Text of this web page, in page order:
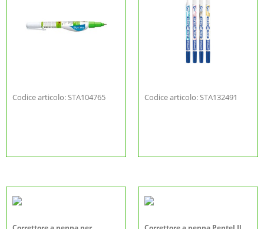
Codice articolo: STA104765 Codice articolo: STA132491